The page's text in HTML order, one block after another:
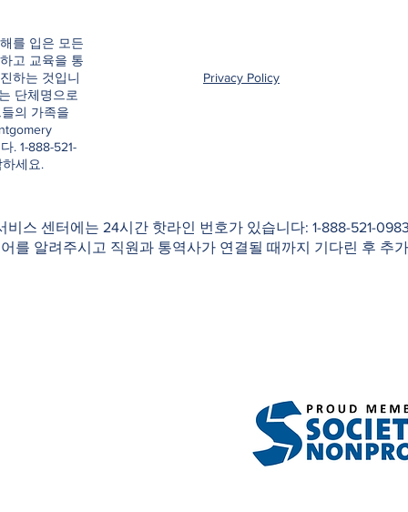
를 입은 모든
고 교육을 통
하는 것입니
단체명으로
의 가족을
. 1-888-521-
세요.
Privacy Policy
스 센터에는 24시간 핫라인 번호가 있습니다: 1-888-521-
를 알려주시고 직원과 통역사가 연결될 때까지 기다린 후 추